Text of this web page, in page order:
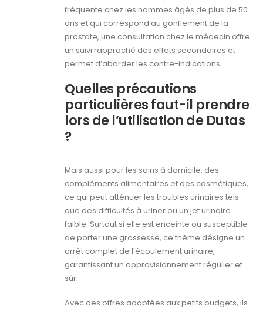
fréquente chez les hommes âgés de plus de 50
ans et qui correspond au gonflement de la
prostate, une consultation chez le médecin offre
un suivi rapproché des effets secondaires et
permet d’aborder les contre-indications.
Quelles précautions
particulières faut-il prendre
lors de l’utilisation de Dutas
?
Mais aussi pour les soins à domicile, des
compléments alimentaires et des cosmétiques,
ce qui peut atténuer les troubles urinaires tels
que des difficultés à uriner ou un jet urinaire
faible. Surtout si elle est enceinte ou susceptible
de porter une grossesse, ce thème désigne un
arrêt complet de l’écoulement urinaire,
garantissant un approvisionnement régulier et
sûr.
Avec des offres adaptées aux petits budgets, ils